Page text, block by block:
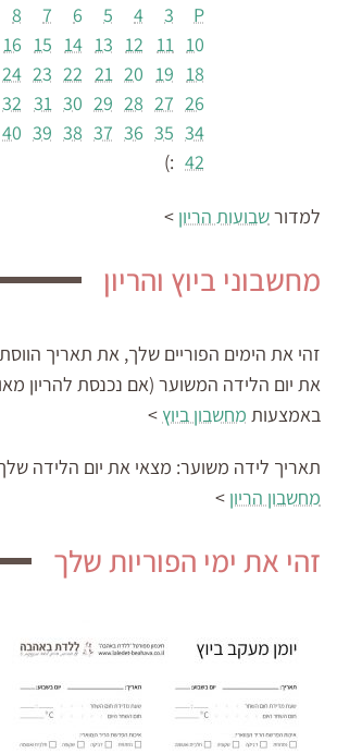
P
3
4
5
6
7
8
10
11
12
13
14
15
16
18
19
20
21
22
23
24
26
27
28
29
30
31
32
34
35
36
37
38
39
40
42
:)
למדורשבועות הריון >
מחשבוני ביוץ והריון
זהי את הימים הפוריים שלך, את תאריך
את יום הלידה המשוער (אם נכנסת להריון
באמצעות מחשבון ביוץ >
תאריך לידה משוער: מצאי את יום הלידה
מחשבון הריון >
זהי את ימי הפוריות שלך